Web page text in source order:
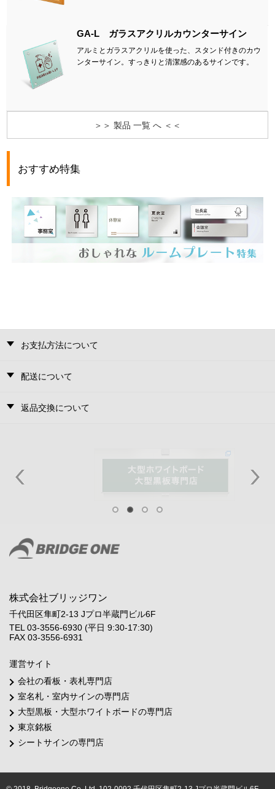
GA-L ガラスアクリルカウンターサイン
アルミとガラスアクリルを使った、スタンド付きのカウ
ンターサイン。すっきりと清潔感のあるサインです。
＞＞ 製品 一覧 へ ＜＜
おすすめ特集
お支払方法について
配送について
返品交換について
株式会社ブリッジワン
千代田区隼町2-13 Jプロ半蔵門ビル6F
TEL 03-3556-6930 (平日 9:30-17:30)
FAX 03-3556-6931
運営サイト
会社の看板・表札専門店
室名札・室内サインの専門店
大型黒板・大型ホワイトボードの専門店
東京銘板
シートサインの専門店